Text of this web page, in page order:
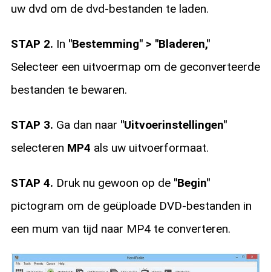
uw dvd om de dvd-bestanden te laden.
STAP 2. In "Bestemming" > "Bladeren,"
Selecteer een uitvoermap om de geconverteerde
bestanden te bewaren.
STAP 3. Ga dan naar "Uitvoerinstellingen"
selecteren MP4 als uw uitvoerformaat.
STAP 4. Druk nu gewoon op de "Begin"
pictogram om de geüploade DVD-bestanden in
een mum van tijd naar MP4 te converteren.